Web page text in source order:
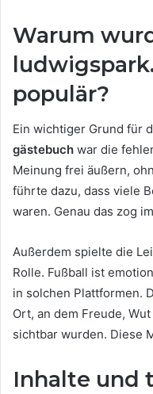
Warum
populär?
Ein wichtiger Grund für
gästebuch war die
Meinung frei äußern,
führte dazu, dass viele
waren. Genau das zog
Außerdem spielte die
Rolle. Fußball ist
in solchen Plattformen.
Ort, an dem Freude,
sichtbar wurden. Diese
Inhalte und